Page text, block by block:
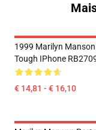
1999 Marilyn
Tough IPhone
€ 14,81 - € 16,10